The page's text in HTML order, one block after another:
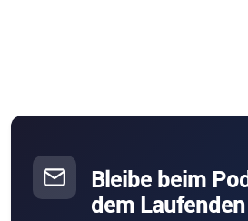
Bleibe beim
dem Laufenden